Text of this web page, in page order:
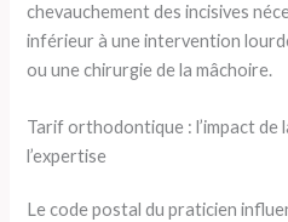
chevauchement des incisives
inférieur à une intervention
ou une chirurgie de la mâchoire.
Tarif orthodontique : l’impact de
l’expertise
Le code postal du praticien